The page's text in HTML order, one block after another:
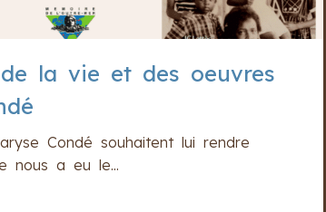
la vie et des oeuvres
Condé souhaitent lui rendre
nous a eu le...